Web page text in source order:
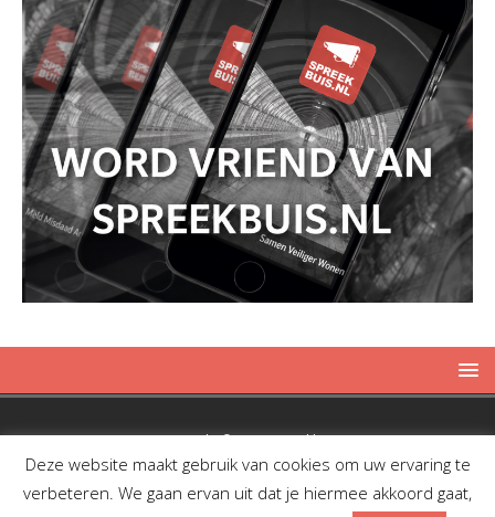
Copyright © 2019 Spreekbuis
Deze website maakt gebruik van cookies om uw ervaring te
verbeteren. We gaan ervan uit dat je hiermee akkoord gaat,